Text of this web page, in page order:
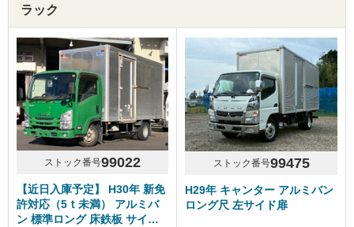
ラック
ストック番号99022
【近日入庫予定】 H30年 新免
許対応（5ｔ未満） アルミバ
ン 標準ロング 床鉄板 サイド
ストック番号99475
H29年 キャンター アルミバン
ロング尺 左サイド扉